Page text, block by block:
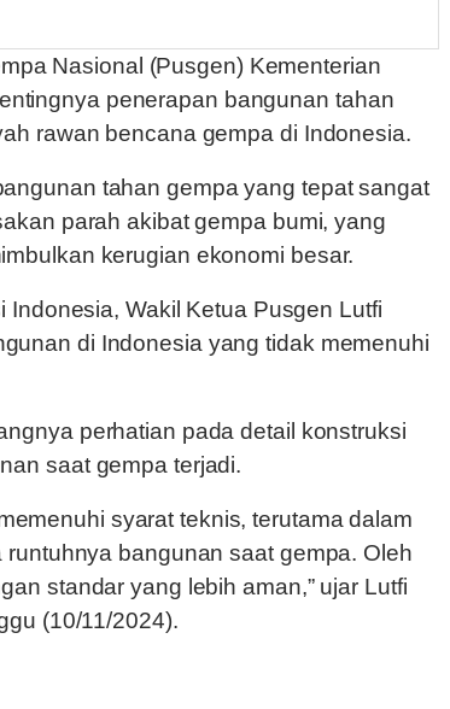
Nasional (Pusgen) Kementerian
penerapan bangunan tahan
rawan bencana gempa di Indonesia.
tahan gempa yang tepat sangat
parah akibat gempa bumi, yang
kerugian ekonomi besar.
Wakil Ketua Pusgen Lutfi
di Indonesia yang tidak memenuhi
perhatian pada detail konstruksi
saat gempa terjadi.
syarat teknis, terutama dalam
bangunan saat gempa. Oleh
standar yang lebih aman,” ujar Lutfi
(10/11/2024).